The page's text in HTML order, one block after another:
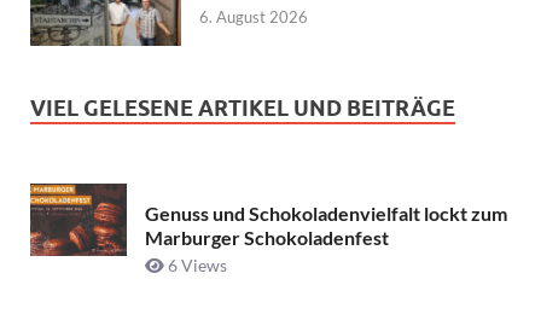
6. August 2026
VIEL GELESENE ARTIKEL UND BEITRÄGE
Genuss und Schokoladenvielfalt lockt zum
Marburger Schokoladenfest
6 Views